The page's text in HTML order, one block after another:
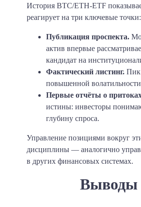
История BTC/ETH-ETF
реагирует на три ключевые точки:
Публикация проспекта.
актив впервые
кандидат на
Фактический листинг. Пик
повышенной
Первые отчёты о
истины: инвесторы
глубину спроса.
Управление позициями вокруг
дисциплины — аналогично
в других финансовых системах.
Выводы